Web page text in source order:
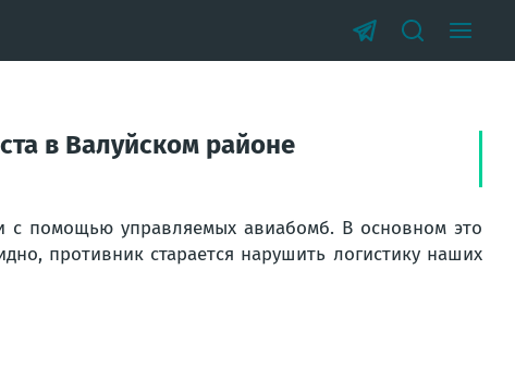
в Валуйском районе
с помощью управляемых авиабомб. В основном это
противник старается нарушить логистику наших